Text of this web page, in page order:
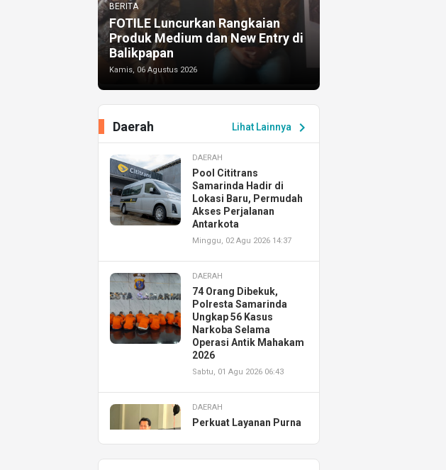
BERITA
FOTILE Luncurkan Rangkaian
Produk Medium dan New Entry di
Balikpapan
Kamis, 06 Agustus 2026
Lihat Lainnya chevron_right
Daerah
DAERAH
Pool Cititrans
Samarinda Hadir di
Lokasi Baru, Permudah
Akses Perjalanan
Antarkota
Minggu, 02 Agu 2026 14:37
DAERAH
74 Orang Dibekuk,
Polresta Samarinda
Ungkap 56 Kasus
Narkoba Selama
Operasi Antik Mahakam
2026
Sabtu, 01 Agu 2026 06:43
DAERAH
Perkuat Layanan Purna
Resmikan AHASS